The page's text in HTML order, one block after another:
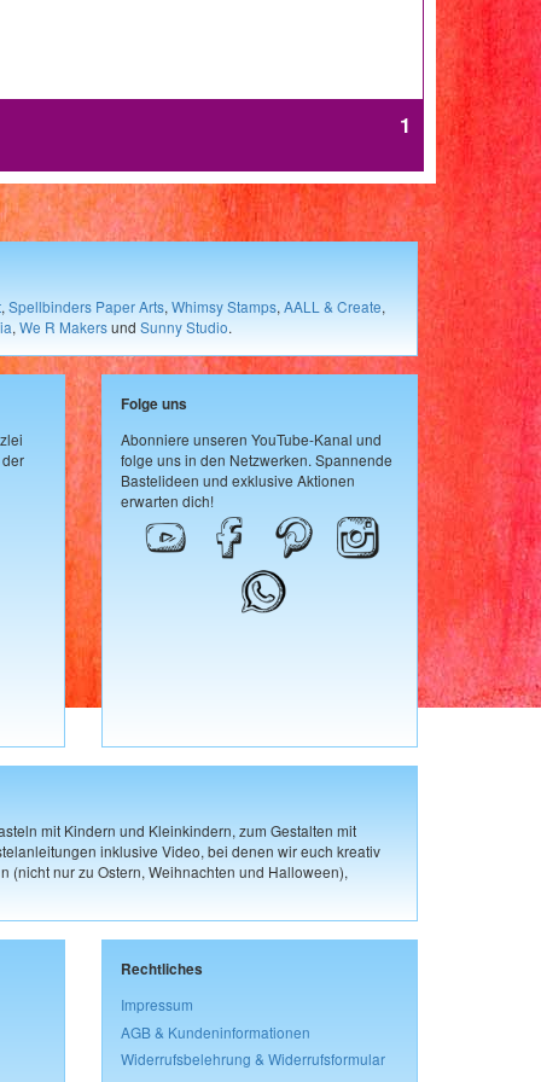
1
, Spellbinders Paper Arts, Whimsy Stamps, AALL & Create,
, We R Makersund Sunny Studio.
Folge uns
Abonniere unseren YouTube-Kanal und
folge uns in den Netzwerken. Spannende
Bastelideen und exklusive Aktionen
erwarten dich!
mit Kindern und Kleinkindern, zum Gestalten mit
inklusive Video, bei denen wir euch kreativ
(nicht nur zu Ostern, Weihnachten und Halloween),
Rechtliches
Impressum
AGB & Kundeninformationen
Widerrufsbelehrung & Widerrufsformular